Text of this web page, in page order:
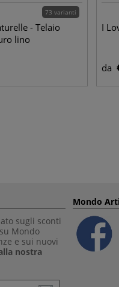
73 varianti
- Telaio
lino
I
da
sugli sconti
Mondo
e sui nuovi
nostra
Mondo